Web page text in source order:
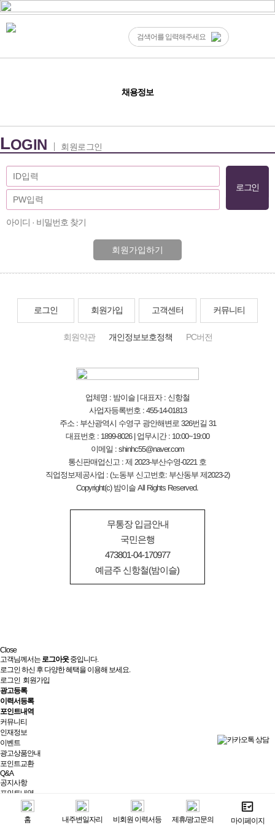
채용정보
LOGIN 회원로그인
아이디 · 비밀번호 찾기
회원가입하기
로그인 회원가입 고객센터 커뮤니티
회원약관 개인정보보호정책 PC버전
업체명 : 밤이슬 | 대표자 : 신항철
사업자등록번호 : 455-14-01813
주소 : 부산광역시 수영구 광안해변로 326번길 31
대표번호 : 1899-8026 | 업무시간 : 10:00~19:00
이메일 : shinhc55@naver.com
통신판매업신고 : 제 2023-부산수영-0221 호
직업정보제공사업 : (노동부 신고번호: 부산동부 제2023-2)
Copyright(c) 밤이슬 All Rights Reserved.
무통장 입금안내
국민은행
473801-04-170977
예금주 신항철(밤이슬)
홈 내주변일자리 비회원 이력서등 제휴/광고문의 마이페이지
Close
고객님께서는로그아웃중입니다.
로그인 하신 후 다양한 혜택을 이용해 보세요.
로그인 회원가입
광고등록
이력서등록
포인트내역
커뮤니티
인재정보
이벤트
광고상품안내
포인트교환
Q&A
공지사항
포인트내역
제휴/광고문의
실시간상담